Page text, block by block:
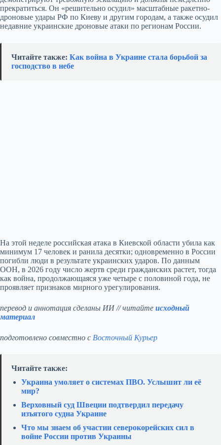
прекратиться. Он «решительно осудил» масштабные ракетно-
дроновые удары РФ по Киеву и другим городам, а также осудил
недавние украинские дроновые атаки по регионам России.
Читайте также: Как война в Украине стала борьбой за
господство в небе
На этой неделе российская атака в Киевской области убила как
минимум 17 человек и ранила десятки; одновременно в России
погибли люди в результате украинских ударов. По данным
ООН, в 2026 году число жертв среди гражданских растет, тогда
как война, продолжающаяся уже четыре с половиной года, не
проявляет признаков мирного урегулирования.
перевод и аннотация сделаны ИИ // читайте исходный
материал
подготовлено совместно с Восточный Курьер
Читайте также:
Украина умоляет о системах ПВО. Услышит ли её
мир?
Верховный суд Швеции подтвердил передачу
изъятого судна Украине
Что мы знаем об участии северокорейских сил в
войне России против Украины